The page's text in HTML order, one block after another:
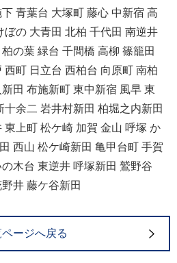
青葉台 大塚町 藤心 中新宿 高
ぼの 大青田 北柏 千代田 南逆井
の葉 緑台 千間橋 高柳 篠籠田
町 日立台 西柏台 向原町 南柏
田 布施新町 東中新宿 風早 東
十余二 岩井村新田 柏堀之内新田
東上町 松ケ崎 加賀 金山 呼塚 か
西山 松ケ崎新田 亀甲台町 手賀
木台 東逆井 呼塚新田 鷲野谷
井 藤ケ谷新田
ージへ戻る